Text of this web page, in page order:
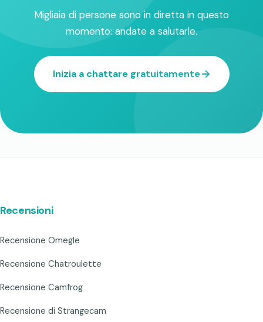
Migliaia di persone sono in diretta in questo
momento: andate a salutarle.
Inizia a chattare gratuitamente
Recensioni
Recensione Omegle
Recensione Chatroulette
Recensione Camfrog
Recensione di Strangecam